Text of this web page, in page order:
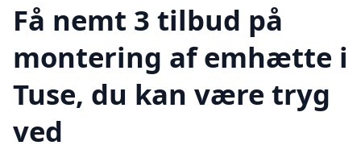
Få nemt 3 tilbud på
montering af emhætte i
Tuse, du kan være tryg
ved